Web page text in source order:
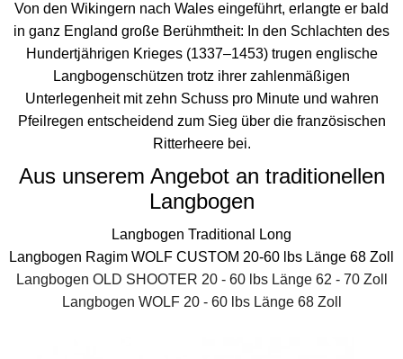
Von den Wikingern nach Wales eingeführt, erlangte er bald
in ganz England große Berühmtheit: In den Schlachten des
Hundertjährigen Krieges (1337–1453) trugen englische
Langbogenschützen trotz ihrer zahlenmäßigen
Unterlegenheit mit zehn Schuss pro Minute und wahren
Pfeilregen entscheidend zum Sieg über die französischen
Ritterheere bei.
Aus unserem Angebot an traditionellen
Langbogen
Langbogen Traditional Long
Langbogen Ragim WOLF CUSTOM 20-60 lbs Länge 68 Zoll
Langbogen OLD SHOOTER 20 - 60 lbs Länge 62 - 70 Zoll
Langbogen WOLF 20 - 60 lbs Länge 68 Zoll